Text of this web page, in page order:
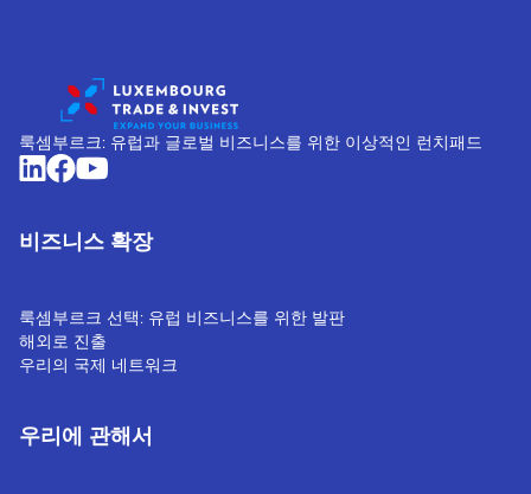
룩셈부르크: 유럽과 글로벌 비즈니스를 위한 이상적인 런치패드
비즈니스 확장
룩셈부르크 선택: 유럽 비즈니스를 위한 발판
해외로 진출
우리의 국제 네트워크
우리에 관해서